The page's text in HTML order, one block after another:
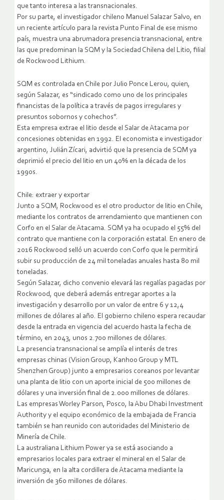
que tanto interesa a las transnacionales.
Por su parte, el investigador chileno Manuel Salazar Salvo, en
un reciente artículo para la revista Punto Final de ese mismo
país, muestra una abrumadora presencia transnacional, entre
las que predominan la SQM y la Sociedad Chilena del Litio, filial
de Rockwood Lithium.
SQM es controlada en Chile por Julio Ponce Lerou, quien,
según Salazar, es “sindicado como uno de los principales
financistas de la política a través de pagos irregulares y
presuntos sobornos y cohechos”.
Esta empresa extrae el litio desde el Salar de Atacama por
concesiones obtenidas en 1992. El economista e investigador
argentino, Julián Zícari, advirtió que la presencia de SQM ya
deprimió el precio del litio en un 40% en la década de los
1990s.
Chile: extraer y exportar
Junto a SQM, Rockwood es el otro productor de litio en Chile,
mediante los contratos de arrendamiento que mantienen con
Corfo en el Salar de Atacama. SQM ya ha ocupado el 55% del
contrato que mantiene con la corporación estatal. En enero de
2016 Rockwood selló un acuerdo con Corfo que le permitirá
subir su producción de 24 mil toneladas anuales hasta 80 mil
toneladas.
Según Salazar, dicho convenio elevará las regalías pagadas por
Rockwood, que deberá además entregar aportes a la
investigación y desarrollo por un valor de entre 6 y 12,4
millones de dólares al año. El gobierno chileno espera recaudar
desde la entrada en vigencia del acuerdo hasta la fecha de
término, en 2043, unos 2.700 millones de dólares.
La presencia transnacional se amplía el interés de tres
empresas chinas (Vision Group, Kanhoo Group y MTL
Shenzhen Group) junto a empresarios coreanos por levantar
una planta de litio con un aporte inicial de 500 millones de
dólares y una inversión final de 2.000 millones de dólares.
Las empresas Worley Parson, Posco, la Abu Dhabi Investment
Authority y el equipo económico de la embajada de Francia
también se han reunido con autoridades del Ministerio de
Minería de Chile.
La australiana Lithium Power ya se está asociando a
empresarios locales para extraer el mineral en el Salar de
Maricunga, en la alta cordillera de Atacama mediante la
inversión de 360 millones de dólares.